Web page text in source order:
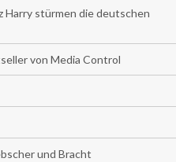
Harry stürmen die deutschen
von Media Control
und Bracht